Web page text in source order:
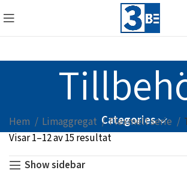
Categories
Hem Limaggregat Flexmelt serie
Visar 1–12 av 15 resultat
Show sidebar